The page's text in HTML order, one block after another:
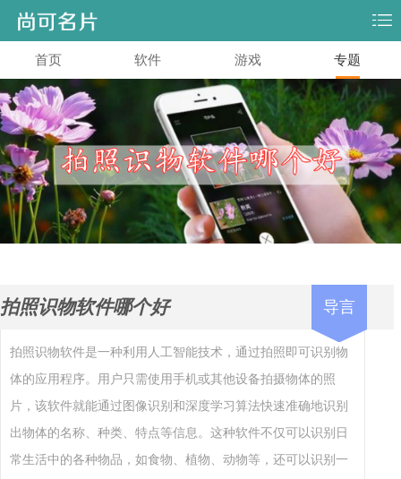
首页 软件 游戏 专题
拍照识物软件哪个好 导言
拍照识物软件是一种利用人工智能技术，通过拍照即可识别物
体的应用程序。用户只需使用手机或其他设备拍摄物体的照
片，该软件就能通过图像识别和深度学习算法快速准确地识别
出物体的名称、种类、特点等信息。这种软件不仅可以识别日
常生活中的各种物品，如食物、植物、动物等，还可以识别一